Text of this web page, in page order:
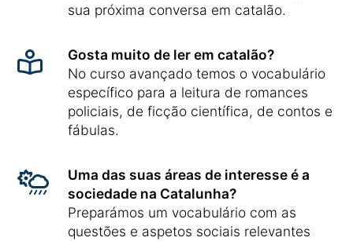
sua próxima conversa em catalão.
Gosta muito de ler em catalão?
No curso avançado temos o vocabulário
específico para a leitura de romances
policiais, de ficção científica, de contos e
fábulas.
Uma das suas áreas de interesse é a
sociedade na Catalunha?
Preparámos um vocabulário com as
questões e aspetos sociais relevantes